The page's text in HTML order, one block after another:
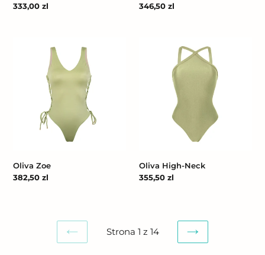
Cena
333,00 zl
Cena
346,50 zl
Oliva Zoe
Cena
382,50 zl
Oliva High-Neck
Cena
355,50 zl
POPRZEDNIA
Strona 1 z 14
NASTĘPNA